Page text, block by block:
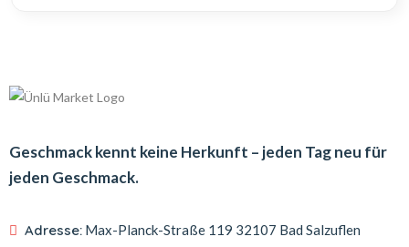
Geschmack kennt keine Herkunft – jeden Tag neu für
jeden Geschmack.
Adresse: Max-Planck-Straße 119 32107 Bad Salzuflen